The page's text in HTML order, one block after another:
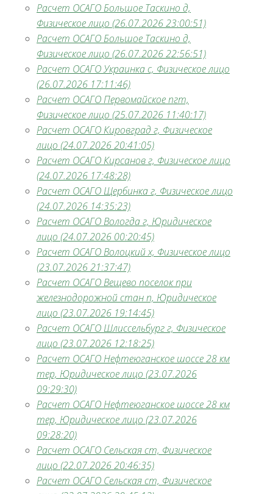
Расчет ОСАГО Большое Таскино д,
Физическое лицо (26.07.2026 23:00:51)
Расчет ОСАГО Большое Таскино д,
Физическое лицо (26.07.2026 22:56:51)
Расчет ОСАГО Украинка с, Физическое лицо
(26.07.2026 17:11:46)
Расчет ОСАГО Первомайское пгт,
Физическое лицо (25.07.2026 11:40:17)
Расчет ОСАГО Кировград г, Физическое
лицо (24.07.2026 20:41:05)
Расчет ОСАГО Кирсанов г, Физическое лицо
(24.07.2026 17:48:28)
Расчет ОСАГО Щербинка г, Физическое лицо
(24.07.2026 14:35:23)
Расчет ОСАГО Вологда г, Юридическое
лицо (24.07.2026 00:20:45)
Расчет ОСАГО Волоцкий х, Физическое лицо
(23.07.2026 21:37:47)
Расчет ОСАГО Вещево поселок при
железнодорожной стан п, Юридическое
лицо (23.07.2026 19:14:45)
Расчет ОСАГО Шлиссельбург г, Физическое
лицо (23.07.2026 12:18:25)
Расчет ОСАГО Нефтеюганское шоссе 28 км
тер, Юридическое лицо (23.07.2026
09:29:30)
Расчет ОСАГО Нефтеюганское шоссе 28 км
тер, Юридическое лицо (23.07.2026
09:28:20)
Расчет ОСАГО Сельская ст, Физическое
лицо (22.07.2026 20:46:35)
Расчет ОСАГО Сельская ст, Физическое